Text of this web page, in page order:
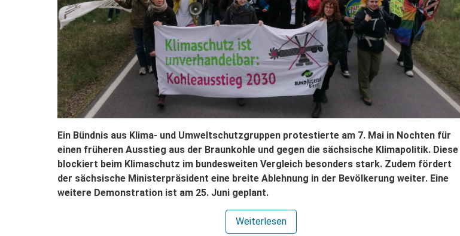
Ein Bündnis aus Klima- und Umweltschutzgruppen protestierte am 7. Mai in Nochten für
einen früheren Ausstieg aus der Braunkohle und gegen die sächsische Klimapolitik. Diese
blockiert beim Klimaschutz im bundesweiten Vergleich besonders stark. Zudem fördert
der sächsische Ministerpräsident eine breite Ablehnung in der Bevölkerung weiter. Eine
weitere Demonstration ist am 25. Juni geplant.
Weiterlesen